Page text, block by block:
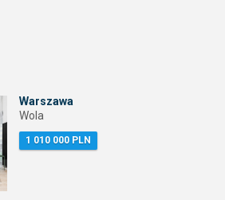
Warszawa
Wola
1 010 000 PLN